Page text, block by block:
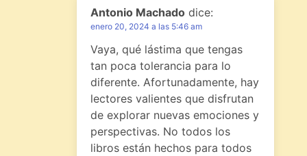
Antonio Machado dice:
enero 20, 2024 a las 5:46 am
Vaya, qué lástima que tengas
tan poca tolerancia para lo
diferente. Afortunadamente, hay
lectores valientes que disfrutan
de explorar nuevas emociones y
perspectivas. No todos los
libros están hechos para todos